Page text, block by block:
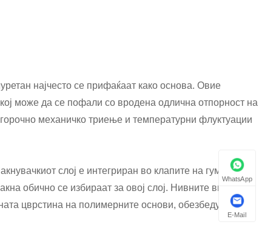
најчесто се прифаќаат како основа. Овие
може да се пофали со вродена одлична отпорност на
механичко триење и температурни флуктуации
слој е интегриран во клапите на гумите.
обично се избираат за овој слој. Нивните високо-
цврстина на полимерните основи, обезбедувајќи
WhatsApp
E-Mail